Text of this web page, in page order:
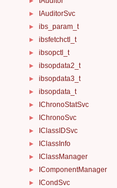
► IAuditorSvc
► ibs_param_t
► ibsfetchctl_t
► ibsopctl_t
► ibsopdata2_t
► ibsopdata3_t
► ibsopdata_t
► IChronoStatSvc
► IChronoSvc
► IClassIDSvc
► IClassInfo
► IClassManager
► IComponentManager
► ICondSvc